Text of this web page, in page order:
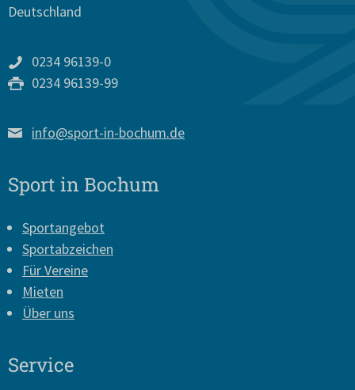
Deutschland
0234 96139-0
0234 96139-99
info@sport-in-bochum.de
Sport in Bochum
Sportangebot
Sportabzeichen
Für Vereine
Mieten
Über uns
Service